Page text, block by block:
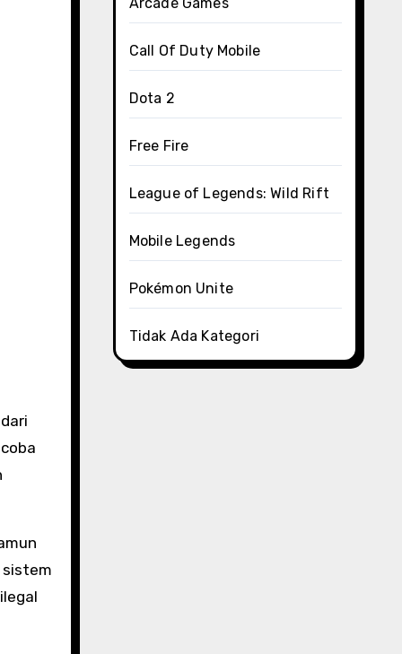
sistem
Call Of Duty Mobile
Dota 2
Free Fire
League of Legends: Wild Rift
Mobile Legends
Pokémon Unite
Tidak Ada Kategori